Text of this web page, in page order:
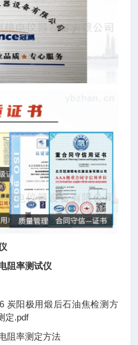
阻率测试仪
炭阳极用煅后石油焦检测方
定.pdf
阻率测定方法